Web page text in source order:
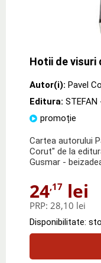
Hotii de visuri
Autor(i): Pavel
Editura: STEFAN
promoție
Cartea autorului
Corut" de la
Gusmar -
24,17 lei
PRP: 28,10 lei
Disponibilitate: